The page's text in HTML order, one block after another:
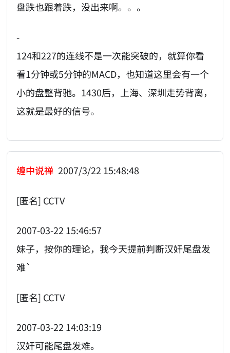
盘跌也跟着跌，没出来啊。。。
-
124和227的连线不是一次能突破的，就算你看
看1分钟或5分钟的MACD，也知道这里会有一个
小的盘整背驰。1430后，上海、深圳走势背离，
这就是最好的信号。
缠中说禅 2007/3/22 15:48:48
[匿名] CCTV
2007-03-22 15:46:57
妹子，按你的理论，我今天提前判断汉奸尾盘发
难`
[匿名] CCTV
2007-03-22 14:03:19
汉奸可能尾盘发难。